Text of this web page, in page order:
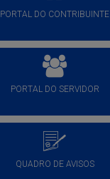
PORTAL DO CONTRIBUINTE
PORTAL DO SERVIDOR
QUADRO DE AVISOS